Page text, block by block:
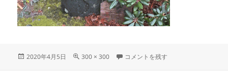
投
2020年4月5日
フ
300 × 300 kakinushi に
コメントを残す